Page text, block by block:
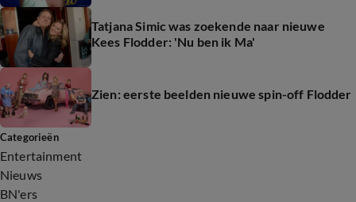
Tatjana Simic was zoekende naar nieuwe
Kees Flodder: 'Nu ben ik Ma'
Zien: eerste beelden nieuwe spin-off Flodder
Categorieën
Entertainment
Nieuws
BN'ers